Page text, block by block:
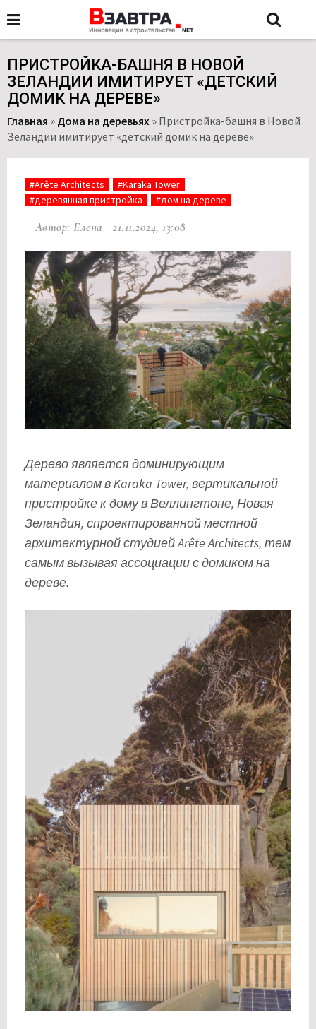
ПРИСТРОЙКА-БАШНЯ В НОВОЙ
ЗЕЛАНДИИ ИМИТИРУЕТ «ДЕТСКИЙ
ДОМИК НА ДЕРЕВЕ»
Главная » Дома на деревьях » Пристройка-башня в Новой
Зеландии имитирует «детский домик на дереве»
#Arête Architects
#Karaka Tower
#деревянная пристройка
#дом на дереве
Автор: Елена 21.11.2024, 13:08
Дерево является доминирующим
материалом в Karaka Tower, вертикальной
пристройке к дому в Веллингтоне, Новая
Зеландия, спроектированной местной
архитектурной студией Arête Architects, тем
самым вызывая ассоциации с домиком на
дереве.